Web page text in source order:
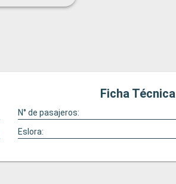
Ficha Técnica
N° de pasajeros:
Eslora: